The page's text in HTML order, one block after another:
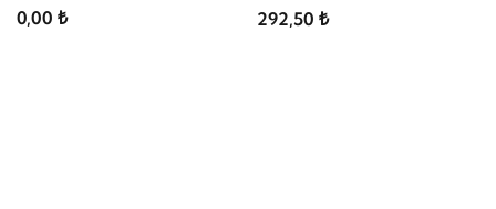
0,00 ₺
292,50 ₺